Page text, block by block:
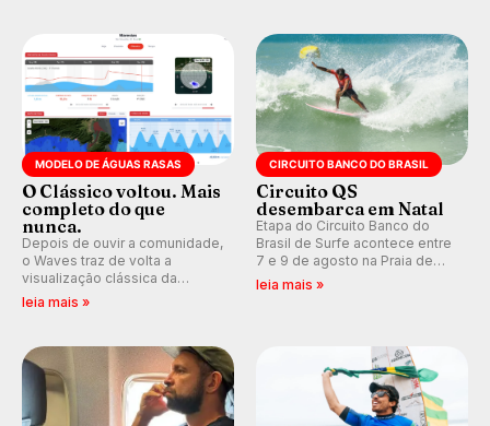
Kelly Slater convidado.
MODELO DE ÁGUAS RASAS
O Clássico voltou. Mais
completo do que
nunca.
Depois de ouvir a comunidade,
o Waves traz de volta a
visualização clássica da
previsão de águas rasas,
ondas para até 16 dias.
leia mais »
CIRCUITO BANCO DO BRASIL
Circuito QS
desembarca em Natal
Etapa do Circuito Banco do
Brasil de Surfe acontece entre
7 e 9 de agosto na Praia de
Miami (RN), em disputas
leia mais »